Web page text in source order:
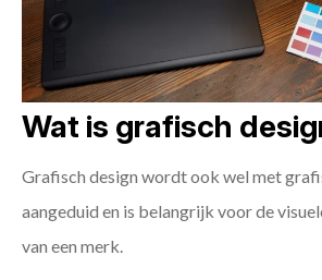
Wat is grafisch
Grafisch design wordt ook wel met
aangeduid en is belangrijk voor de
van een merk.